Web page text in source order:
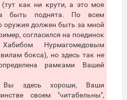
как ни крути, а это моя
быть поднята. По всем
оружия должен быть за мной
согласился на поединок
Нурмагомедовым
бокса), но здесь так не
рамками Вашей
Вы здесь хороши, Ваши
своем "читабельны",